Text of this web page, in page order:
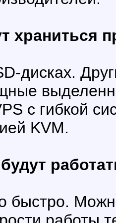
храниться
дисках.
с гибкой
KVM.
быстро.